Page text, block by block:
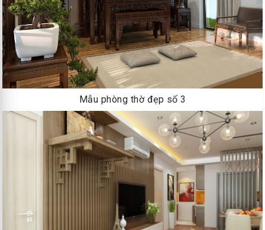
Mẫu phòng thờ đẹp số 3